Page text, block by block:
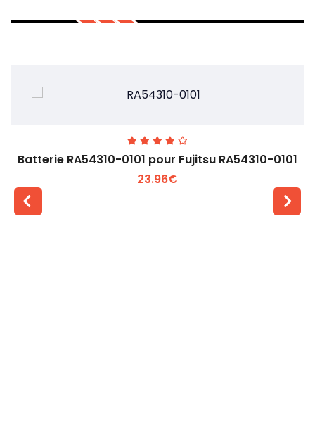
Batterie RA54310-0101 pour Fujitsu RA54310-0101
23.96€